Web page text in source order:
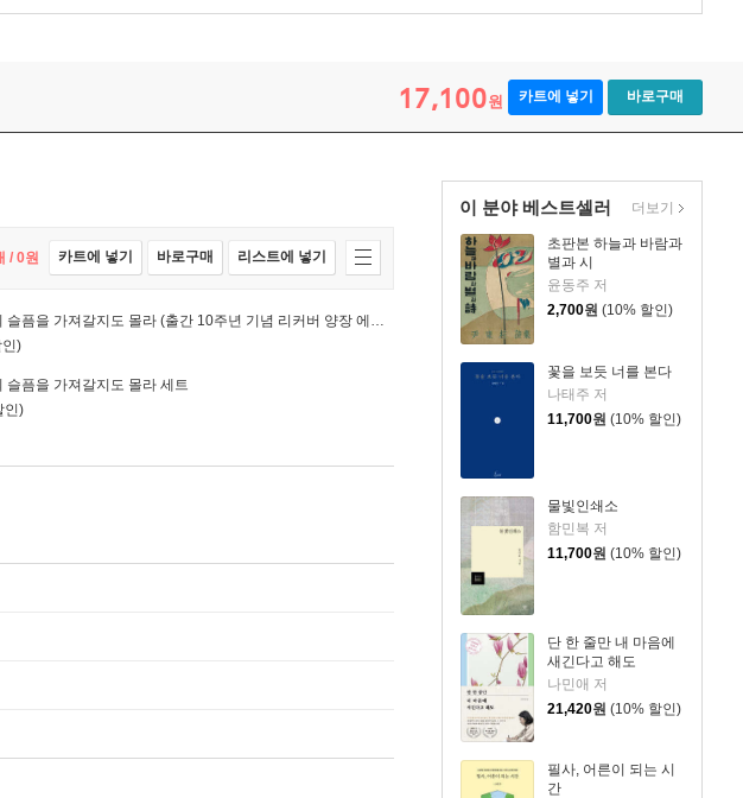
17,100원 카트에 넣기 바로구매
이 분야 베스트셀러
초판본 하늘과 바람과
별과 시
윤동주 저
2,700원 (10% 할인)
꽃을 보듯 너를 본다
나태주 저
11,700원 (10% 할인)
물빛인쇄소
함민복 저
11,700원 (10% 할인)
단 한 줄만 내 마음에
새긴다고 해도
나민애 저
21,420원 (10% 할인)
필사, 어른이 되는 시
간
더보기
/ 0원 카트에 넣기 바로구매 리스트에 넣기
어쩌면 별들이 너의 슬픔을 가져갈지도 몰라 (출간 10주년 기념 리커버 양장 에디션)
)
슬픔을 가져갈지도 몰라 세트
인)